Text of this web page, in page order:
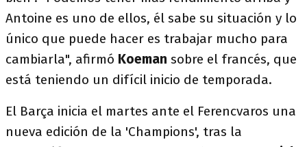
Antoine es uno de ellos, él sabe su situación y lo
único que puede hacer es trabajar mucho para
cambiarla", afirmó Koeman sobre el francés, que
está teniendo un difícil inicio de temporada.
El Barça inicia el martes ante el Ferencvaros una
nueva edición de la 'Champions', tras la